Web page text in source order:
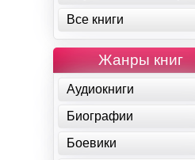
Все книги
Жанры книг
Аудиокниги
Биографии
Боевики